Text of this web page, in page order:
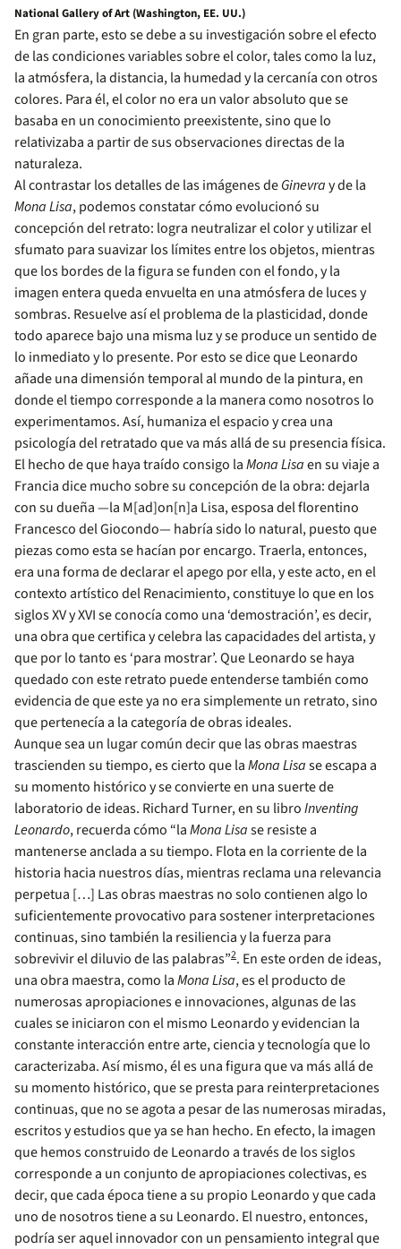
National Gallery of Art (Washington, EE. UU.)
En gran parte, esto se debe a su investigación sobre el efecto
de las condiciones variables sobre el color, tales como la luz,
la atmósfera, la distancia, la humedad y la cercanía con otros
colores. Para él, el color no era un valor absoluto que se
basaba en un conocimiento preexistente, sino que lo
relativizaba a partir de sus observaciones directas de la
naturaleza.
Al contrastar los detalles de las imágenes deGinevray de la
Mona Lisa, podemos constatar cómo evolucionó su
concepción del retrato: logra neutralizar el color y utilizar el
sfumato para suavizar los límites entre los objetos, mientras
que los bordes de la figura se funden con el fondo, y la
imagen entera queda envuelta en una atmósfera de luces y
sombras. Resuelve así el problema de la plasticidad, donde
todo aparece bajo una misma luz y se produce un sentido de
lo inmediato y lo presente. Por esto se dice que Leonardo
añade una dimensión temporal al mundo de la pintura, en
donde el tiempo corresponde a la manera como nosotros lo
experimentamos. Así, humaniza el espacio y crea una
psicología del retratado que va más allá de su presencia física.
El hecho de que haya traído consigo laMona Lisaen su viaje a
Francia dice mucho sobre su concepción de la obra: dejarla
con su dueña —la M[ad]on[n]a Lisa, esposa del florentino
Francesco del Giocondo— habría sido lo natural, puesto que
piezas como esta se hacían por encargo. Traerla, entonces,
era una forma de declarar el apego por ella, y este acto, en el
contexto artístico del Renacimiento, constituye lo que en los
siglos XV y XVI se conocía como una ‘demostración’, es decir,
una obra que certifica y celebra las capacidades del artista, y
que por lo tanto es ‘para mostrar’. Que Leonardo se haya
quedado con este retrato puede entenderse también como
evidencia de que este ya no era simplemente un retrato, sino
que pertenecía a la categoría de obras ideales.
Aunque sea un lugar común decir que las obras maestras
trascienden su tiempo, es cierto que laMona Lisase escapa a
su momento histórico y se convierte en una suerte de
laboratorio de ideas. Richard Turner, en su libroInventing
Leonardo, recuerda cómo “laMona Lisase resiste a
mantenerse anclada a su tiempo. Flota en la corriente de la
historia hacia nuestros días, mientras reclama una relevancia
perpetua […] Las obras maestras no solo contienen algo lo
suficientemente provocativo para sostener interpretaciones
continuas, sino también la resiliencia y la fuerza para
sobrevivir el diluvio de las palabras”2. En este orden de ideas,
una obra maestra, como laMona Lisa, es el producto de
numerosas apropiaciones e innovaciones, algunas de las
cuales se iniciaron con el mismo Leonardo y evidencian la
constante interacción entre arte, ciencia y tecnología que lo
caracterizaba. Así mismo, él es una figura que va más allá de
su momento histórico, que se presta para reinterpretaciones
continuas, que no se agota a pesar de las numerosas miradas,
escritos y estudios que ya se han hecho. En efecto, la imagen
que hemos construido de Leonardo a través de los siglos
corresponde a un conjunto de apropiaciones colectivas, es
decir, que cada época tiene a su propio Leonardo y que cada
uno de nosotros tiene a su Leonardo. El nuestro, entonces,
podría ser aquel innovador con un pensamiento integral que